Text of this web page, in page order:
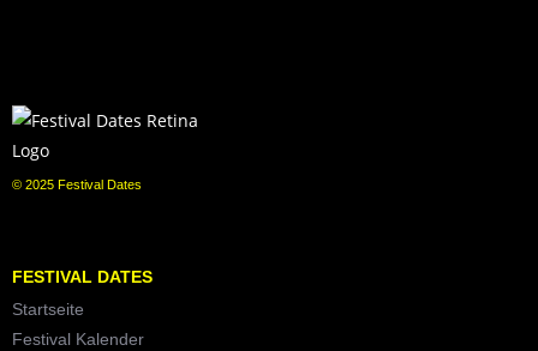
© 2025 Festival Dates
FESTIVAL DATES
Startseite
Festival Kalender